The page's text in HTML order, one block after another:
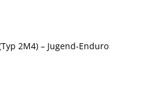
2M4) – Jugend-Enduro